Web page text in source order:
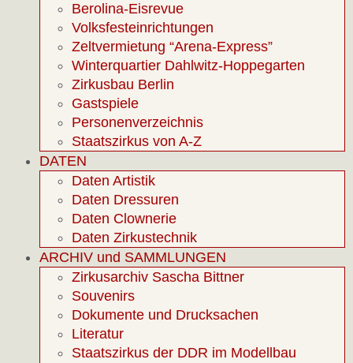
Berolina-Eisrevue
Volksfesteinrichtungen
Zeltvermietung “Arena-Express”
Winterquartier Dahlwitz-Hoppegarten
Zirkusbau Berlin
Gastspiele
Personenverzeichnis
Staatszirkus von A-Z
DATEN
Daten Artistik
Daten Dressuren
Daten Clownerie
Daten Zirkustechnik
ARCHIV und SAMMLUNGEN
Zirkusarchiv Sascha Bittner
Souvenirs
Dokumente und Drucksachen
Literatur
Staatszirkus der DDR im Modellbau